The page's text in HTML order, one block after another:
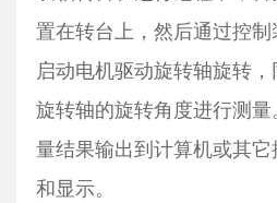
置在转台上，然后通过控制
启动电机驱动旋转轴旋转
旋转轴的旋转角度进行测
量结果输出到计算机或其
和显示。